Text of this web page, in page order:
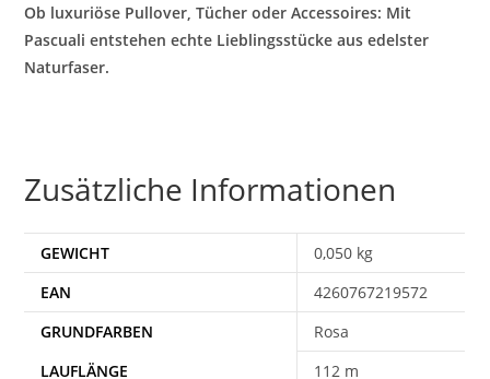
Ob luxuriöse Pullover, Tücher oder Accessoires: Mit
Pascuali entstehen echte Lieblingsstücke aus edelster
Naturfaser.
Zusätzliche Informationen
GEWICHT
0,050 kg
EAN
4260767219572
Rosa
112 m